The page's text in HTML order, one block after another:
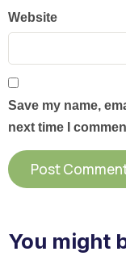
Website
Save my name,
next time I
You might